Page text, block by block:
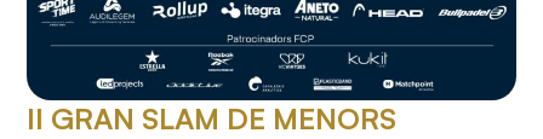
II GRAN SLAM DE MENORS